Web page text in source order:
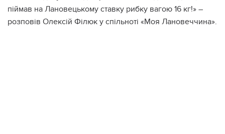
піймав на Лановецькому ставку рибку вагою 16 кг!» –
розповів Олексій Філюк у спільноті «Моя Лановеччина».